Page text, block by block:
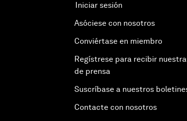
Iniciar sesión
Asóciese con nosotros
Conviértase en miembro
Regístrese para recibir
de prensa
Suscríbase a nuestros
Contacte con nosotros